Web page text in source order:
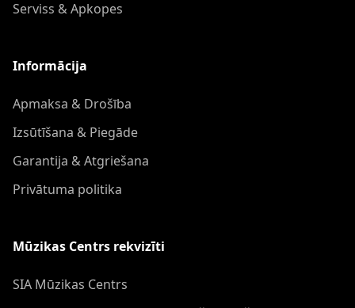
Serviss & Apkopes
Informācija
Apmaksa & Drošība
Izsūtīšana & Piegāde
Garantija & Atgriešana
Privātuma politika
Mūzikas Centrs rekvizīti
SIA Mūzikas Centrs